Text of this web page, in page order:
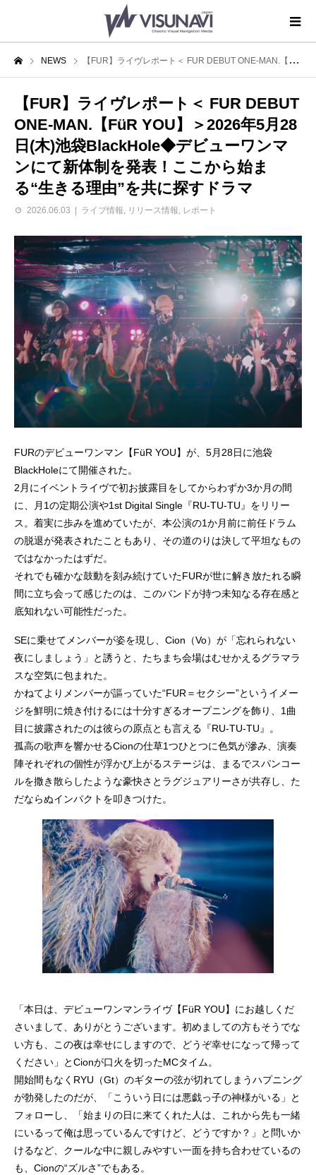
NEWS 【FUR】ライヴレポート＜ FUR DEBUT ONE-MAN.【FüR YOU】＞2026年5月28日(木)池袋BlackHole◆デビューワンマンにて新体制を発表！ここから始まる“生きる理由”を共に探すドラマ
【FUR】ライヴレポート＜ FUR DEBUT
ONE-MAN.【FüR YOU】＞2026年5月28
日(木)池袋BlackHole◆デビューワンマ
ンにて新体制を発表！ここから始ま
る“生きる理由”を共に探すドラマ
2026.06.03 ライブ情報 リリース情報 レポート
FURのデビューワンマン【FüR YOU】が、5月28日に池袋
BlackHoleにて開催された。
2月にイベントライヴで初お披露目をしてからわずか3か月の間
に、月1の定期公演や1st Digital Single『RU-TU-TU』をリリー
ス。着実に歩みを進めていたが、本公演の1か月前に前任ドラム
の脱退が発表されたこともあり、その道のりは決して平坦なもの
ではなかったはずだ。
それでも確かな鼓動を刻み続けていたFURが世に解き放たれる瞬
間に立ち会って感じたのは、このバンドが持つ未知なる存在感と
底知れない可能性だった。
SEに乗せてメンバーが姿を現し、Cion（Vo）が「忘れられない
夜にしましょう」と誘うと、たちまち会場はむせかえるグラマラ
スな空気に包まれた。
かねてよりメンバーが謳っていた“FUR＝セクシー”というイメー
ジを鮮明に焼き付けるには十分すぎるオープニングを飾り、1曲
目に披露されたのは彼らの原点とも言える『RU-TU-TU』。
孤高の歌声を響かせるCionの仕草1つひとつに色気が滲み、演奏
陣それぞれの個性が浮かび上がるステージは、まるでスパンコー
ルを撒き散らしたような豪快さとラグジュアリーさが共存し、た
だならぬインパクトを叩きつけた。
「本日は、デビューワンマンライヴ【FüR YOU】にお越しくだ
さいまして、ありがとうございます。初めましての方もそうでな
い方も、この夜は幸せにしますので、どうぞ幸せになって帰って
ください」とCionが口火を切ったMCタイム。
開始間もなくRYU（Gt）のギターの弦が切れてしまうハプニング
が勃発したのだが、「こういう日には悪戯っ子の神様がいる」と
フォローし、「始まりの日に来てくれた人は、これから先も一緒
にいるって俺は思っているんですけど、どうですか？」と問いか
けるなど、クールな中に親しみやすい一面を持ち合わせているの
も、Cionの“ズルさ”でもある。